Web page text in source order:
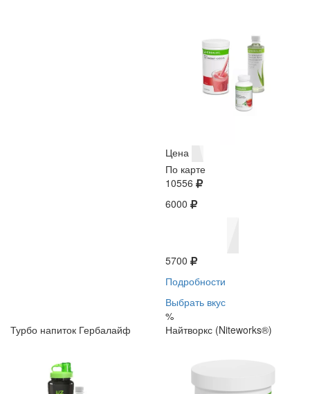
Цена
По карте
10556
6000
5700
Подробности
Выбрать вкус
%
Турбо напиток Гербалайф
Найтворкс (Niteworks®)